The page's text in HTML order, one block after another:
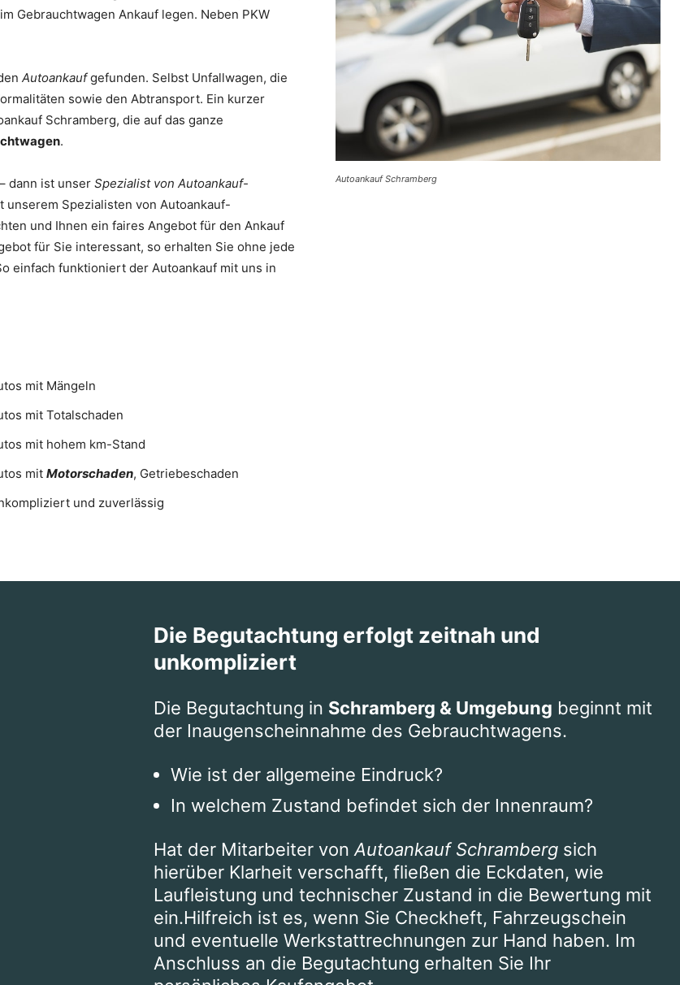
Gebrauchtwagen Ankauf legen. Neben PKW
Autoankaufgefunden. Selbst Unfallwagen, die
sowie den Abtransport. Ein kurzer
Schramberg, die auf das ganze
.
dann ist unser Spezialist von Autoankauf-
unserem Spezialisten von Autoankauf-
und Ihnen ein faires Angebot für den Ankauf
für Sie interessant, so erhalten Sie ohne jede
einfach funktioniert der Autoankauf mit uns in
mit Mängeln
mit Totalschaden
mit hohem km-Stand
mit Motorschaden, Getriebeschaden
und zuverlässig
Autoankauf Schramberg
Die Begutachtung erfolgt zeitnah und
unkompliziert
Die Begutachtung in Schramberg & Umgebung beginnt mit
der Inaugenscheinnahme des Gebrauchtwagens.
Wie ist der allgemeine Eindruck?
In welchem Zustand befindet sich der Innenraum?
Hat der Mitarbeiter von Autoankauf Schramberg sich
hierüber Klarheit verschafft, fließen die Eckdaten, wie
Laufleistung und technischer Zustand in die Bewertung mit
ein.Hilfreich ist es, wenn Sie Checkheft, Fahrzeugschein
und eventuelle Werkstattrechnungen zur Hand haben. Im
Anschluss an die Begutachtung erhalten Sie Ihr